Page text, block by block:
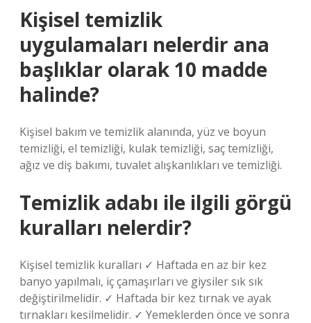
Kişisel temizlik
uygulamaları nelerdir ana
başlıklar olarak 10 madde
halinde?
Kişisel bakım ve temizlik alanında, yüz ve boyun
temizliği, el temizliği, kulak temizliği, saç temizliği,
ağız ve diş bakımı, tuvalet alışkanlıkları ve temizliği.
Temizlik adabı ile ilgili görgü
kuralları nelerdir?
Kişisel temizlik kuralları ✓ Haftada en az bir kez
banyo yapılmalı, iç çamaşırları ve giysiler sık ​​sık
değiştirilmelidir. ✓ Haftada bir kez tırnak ve ayak
tırnakları kesilmelidir. ✓ Yemeklerden önce ve sonra